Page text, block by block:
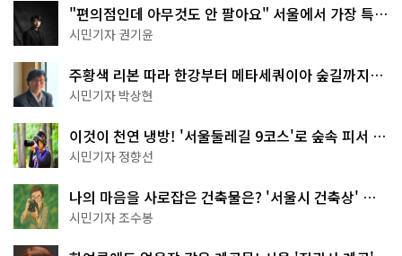
"편의점인데 아무것도 안 팔아요" 서울에서 가장 특별
한 편의점의 정체
시민기자 권기윤
주황색 리본 따라 한강부터 메타세쿼이아 숲길까지…
서울둘레길 15코스
시민기자 박상현
이것이 천연 냉방! '서울둘레길 9코스'로 숲속 피서 떠
나볼까
시민기자 정향선
나의 마음을 사로잡은 건축물은? '서울시 건축상' 수
상작 공개!
시민기자 조수봉